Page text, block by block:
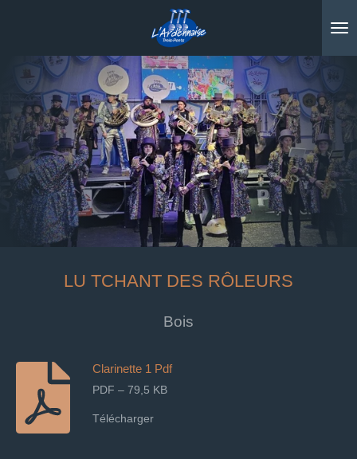
principal
LU TCHANT DES RÔLEURS
Bois
Clarinette 1 Pdf
PDF – 79,5 KB
Télécharger